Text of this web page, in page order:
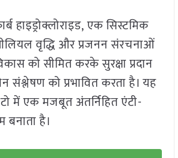
हाइड्रोक्लोराइड, एक सिस्टमिक
वृद्धि और प्रजनन संरचनाओं
को सीमित करके सुरक्षा प्रदान
संश्लेषण को प्रभावित करता है। यह
में एक मजबूत अंतर्निहित एंटी-
है।